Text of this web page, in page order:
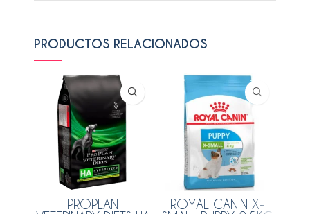
PRODUCTOS RELACIONADOS
PROPLAN
ROYAL CANIN X-